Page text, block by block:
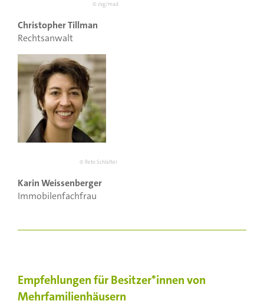
© zvg/mad
Christopher Tillman
Rechtsanwalt
© Reto Schlatter
Karin Weissenberger
Immobilenfachfrau
Empfehlungen für Besitzer*innen von
Mehrfamilienhäusern